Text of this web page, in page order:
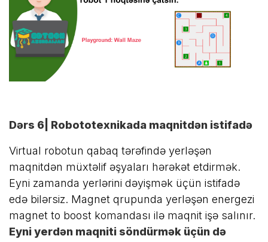
Dərs 6| Robototexnikada maqnitdən istifadə
Virtual robotun qabaq tərəfində yerləşən
maqnitdən müxtəlif əşyaları hərəkət etdirmək.
Eyni zamanda yerlərini dəyişmək üçün istifadə
edə bilərsiz. Magnet qrupunda yerləşən energezi
magnet to boost komandası ilə maqnit işə salınır.
Eyni yerdən maqniti söndürmək üçün də